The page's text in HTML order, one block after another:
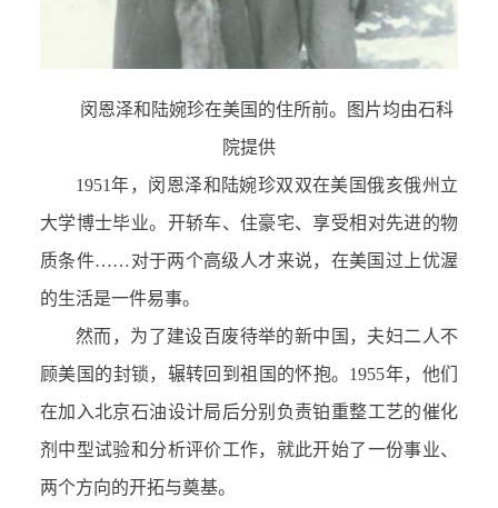
闵恩泽和陆婉珍在美国的住所前。图片均由石科
院提供
1951年，闵恩泽和陆婉珍双双在美国俄亥俄州立
大学博士毕业。开轿车、住豪宅、享受相对先进的物
质条件……对于两个高级人才来说，在美国过上优渥
的生活是一件易事。
然而，为了建设百废待举的新中国，夫妇二人不
顾美国的封锁，辗转回到祖国的怀抱。1955年，他们
在加入北京石油设计局后分别负责铂重整工艺的催化
剂中型试验和分析评价工作，就此开始了一份事业、
两个方向的开拓与奠基。